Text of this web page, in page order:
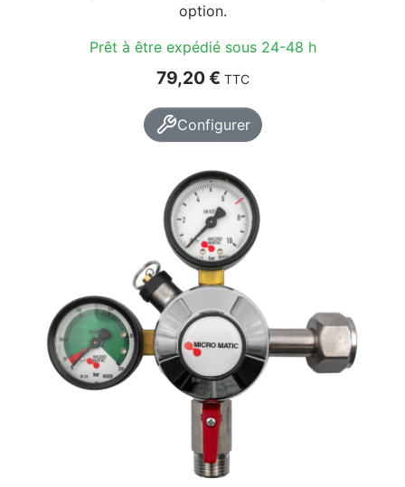
option.
Prêt à être expédié sous 24-48 h
Prix
79,20 € TTC
Configurer